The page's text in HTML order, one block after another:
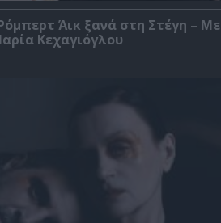
Άικ ξανά στη Στέγη – Με
Κεχαγιόγλου